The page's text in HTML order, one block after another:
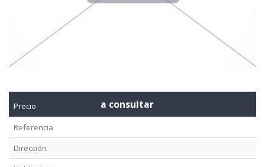
Precio a consultar
Referencia
Dirección